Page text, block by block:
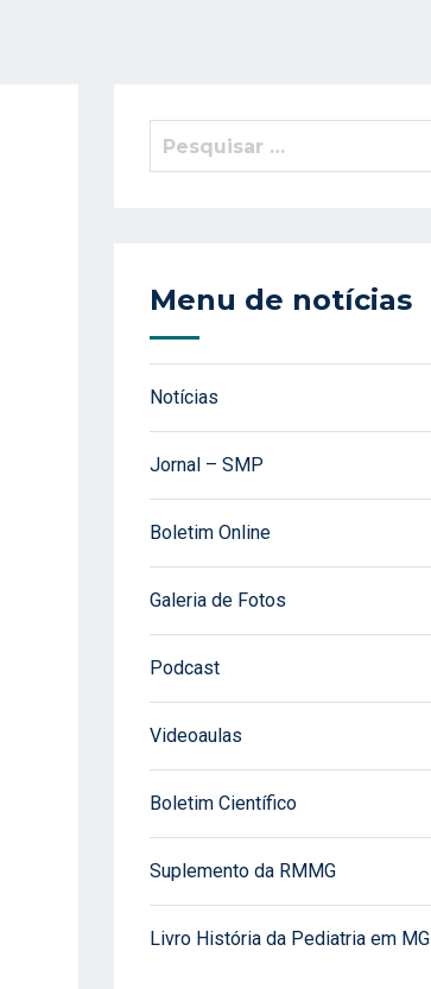
Pesquisar
Menu de notícias
Notícias
Jornal – SMP
Boletim Online
Galeria de Fotos
Podcast
Videoaulas
Boletim Científico
Suplemento da RMMG
Livro História da Pediatria em MG